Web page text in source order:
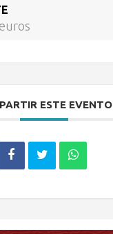
ESTE EVENTO